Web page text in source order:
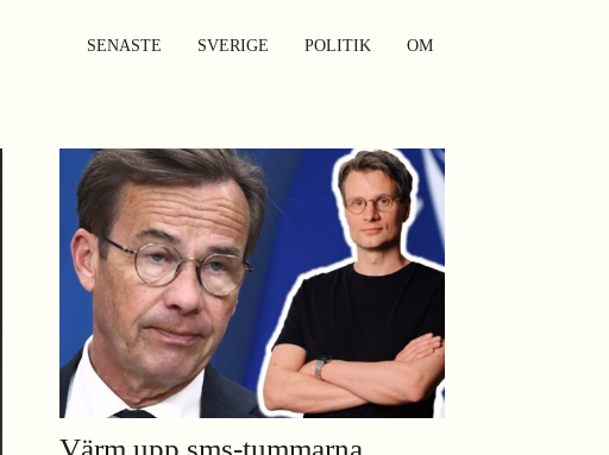
SENASTE SVERIGE POLITIK OM
Värm upp sms-tummarna